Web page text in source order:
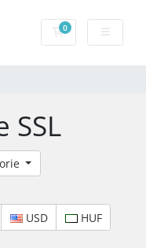
0Coș de
SSL
USD HUF